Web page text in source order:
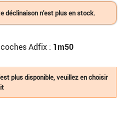
déclinaison n'est plus en stock.
Adfix : 1m50
plus disponible, veuillez en choisir